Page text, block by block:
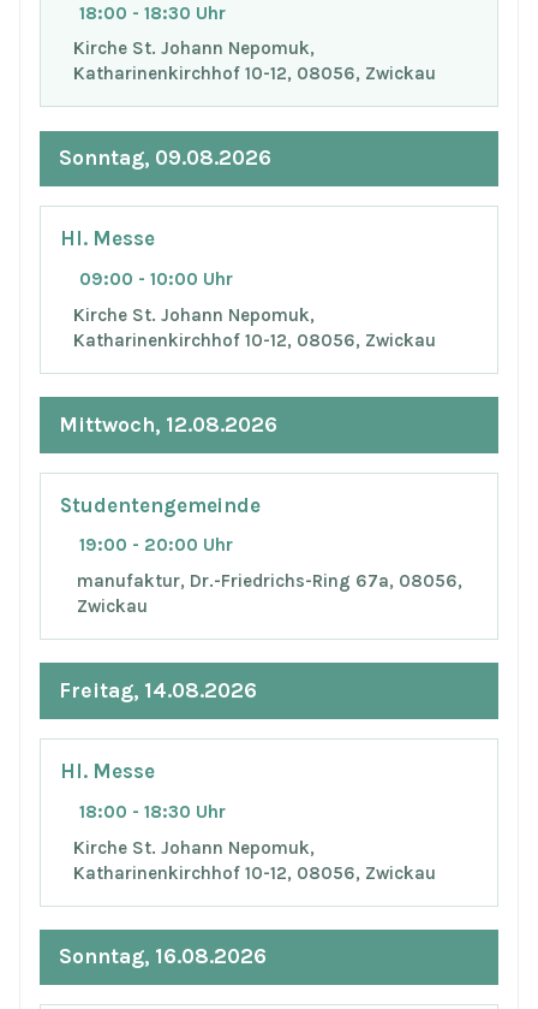
18:00 - 18:30 Uhr
Kirche St. Johann Nepomuk,
Katharinenkirchhof 10-12, 08056, Zwickau
Sonntag, 09.08.2026
Hl. Messe
09:00 - 10:00 Uhr
Kirche St. Johann Nepomuk,
Katharinenkirchhof 10-12, 08056, Zwickau
Mittwoch, 12.08.2026
Studentengemeinde
19:00 - 20:00 Uhr
manufaktur, Dr.-Friedrichs-Ring 67a, 08056,
Zwickau
Freitag, 14.08.2026
Hl. Messe
18:00 - 18:30 Uhr
Kirche St. Johann Nepomuk,
Katharinenkirchhof 10-12, 08056, Zwickau
Sonntag, 16.08.2026